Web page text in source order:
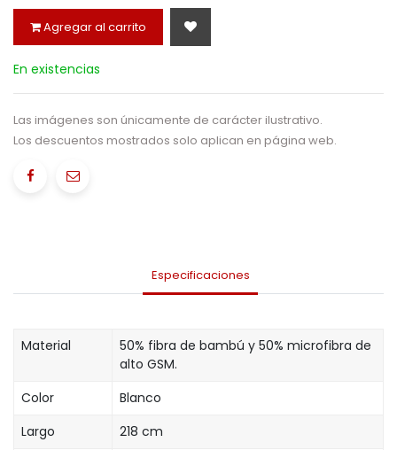
Agregar al carrito
En existencias
Las imágenes son únicamente de carácter ilustrativo.
Los descuentos mostrados solo aplican en página web.
Especificaciones
Material
50% fibra de bambú y 50% microfibra de
alto GSM.
Color
Blanco
Largo
218 cm